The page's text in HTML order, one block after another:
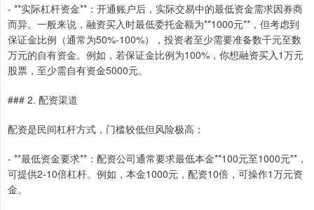
- **实际杠杆资金**：开通账户后，实际交易中的最低资金需求因券商
而异。一般来说，融资买入时最低委托金额为**1000元**，但考虑到
保证金比例（通常为50%-100%），投资者至少需要准备数千元至数
万元的自有资金。例如，若保证金比例为100%，你想融资买入1万元
股票，至少需自有资金5000元。
### 2. 配资渠道
配资是民间杠杆方式，门槛较低但风险极高：
- **最低资金要求**：配资公司通常要求最低本金**100元至1000元**，
可提供2-10倍杠杆。例如，本金1000元，配资10倍，可操作1万元资
金。